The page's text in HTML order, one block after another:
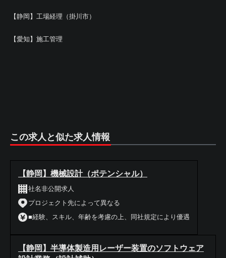
【静岡】工場経理（掛川市）
【愛知】施工管理
この求人と似た求人情報
【静岡】機械設計（ポテンシャル）
社名非公開求人
プロジェクト先によって異なる
■経験、スキル、年齢を考慮の上、同社規定により優遇
【静岡】半導体製造用レーザー装置のソフトウェア